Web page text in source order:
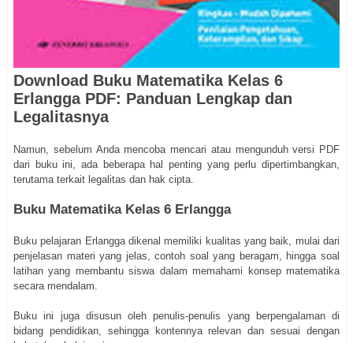
Download Buku Matematika Kelas 6
Erlangga PDF: Panduan Lengkap dan
Legalitasnya
Namun, sebelum Anda mencoba mencari atau mengunduh versi PDF
dari buku ini, ada beberapa hal penting yang perlu dipertimbangkan,
terutama terkait legalitas dan hak cipta.
Buku Matematika Kelas 6 Erlangga
Buku pelajaran Erlangga dikenal memiliki kualitas yang baik, mulai dari
penjelasan materi yang jelas, contoh soal yang beragam, hingga soal
latihan yang membantu siswa dalam memahami konsep matematika
secara mendalam.
Buku ini juga disusun oleh penulis-penulis yang berpengalaman di
bidang pendidikan, sehingga kontennya relevan dan sesuai dengan